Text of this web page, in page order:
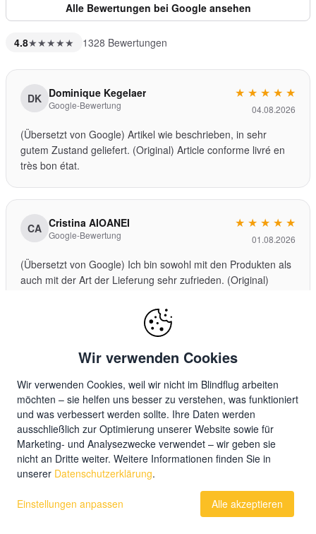
Alle Bewertungen bei Google ansehen
4.8★★★★★ 1328 Bewertungen
DK Dominique Kegelaer
Google-Bewertung
★ ★ ★ ★ ★
04.08.2026
(Übersetzt von Google) Artikel wie beschrieben, in sehr
gutem Zustand geliefert. (Original) Article conforme livré en
très bon état.
CA Cristina AIOANEI
Google-Bewertung
★ ★ ★ ★ ★
01.08.2026
(Übersetzt von Google) Ich bin sowohl mit den Produkten als
auch mit der Art der Lieferung sehr zufrieden. (Original)
Google-Bewertung
★
31.07.2026
Alles bestens. Schnelle Lieferung.
Sehen Sie sich unsere häufig gestellten Fragen
an,
Wir verwenden Cookies
Wir verwenden Cookies, weil wir nicht im Blindflug arbeiten
möchten – sie helfen uns besser zu verstehen, was funktioniert
und was verbessert werden sollte. Ihre Daten werden
ausschließlich zur Optimierung unserer Website sowie für
Marketing- und Analysezwecke verwendet – wir geben sie
nicht an Dritte weiter. Weitere Informationen finden Sie in
unserer Datenschutzerklärung.
Einstellungen anpassen Alle akzeptieren